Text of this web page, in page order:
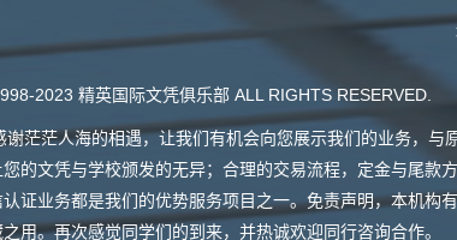
2023 精英国际文凭俱乐部 ALL RIGHTS RESERVED.
谢茫茫人海的相遇，让我们有机会向您展示我们的业务，
的文凭与学校颁发的无异；合理的交易流程，定金与尾
证业务都是我们的优势服务项目之一。免责声明，本机
用。再次感觉同学们的到来，并热诚欢迎同行咨询合作。